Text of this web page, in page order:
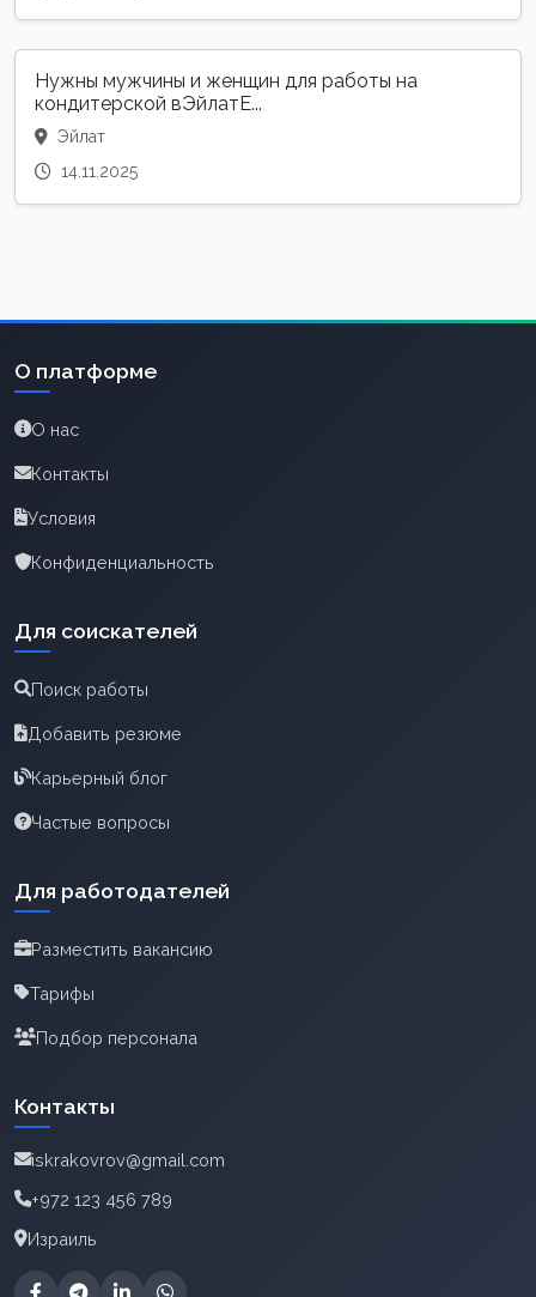
Нужны мужчины и женщин для работы на
кондитерской вЭйлатЕ...
Эйлат
14.11.2025
О платформе
О нас
Контакты
Условия
Конфиденциальность
Для соискателей
Поиск работы
Добавить резюме
Карьерный блог
Частые вопросы
Для работодателей
Разместить вакансию
Тарифы
Подбор персонала
Контакты
iskrakovrov@gmail.com
+972 123 456 789
Израиль